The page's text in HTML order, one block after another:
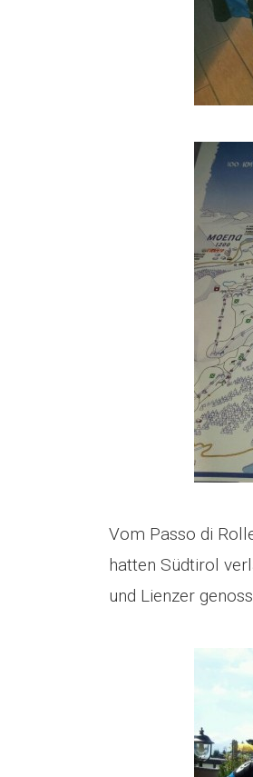
Vom Passo di
hatten Südtirol
und Lienzer